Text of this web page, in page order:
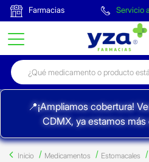
Farmacias Servicio
📍¡Ampliamos cobertura!
CDMX, ya estamos más
Inicio Medicamentos Estomacales